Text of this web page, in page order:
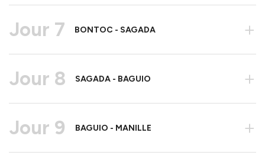
Jour 7 BONTOC - SAGADA +
Jour 8 SAGADA - BAGUIO +
Jour 9 BAGUIO - MANILLE +